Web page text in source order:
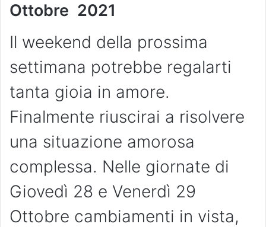
Ottobre 2021
Il weekend della prossima
settimana potrebbe regalarti
tanta gioia in amore.
Finalmente riuscirai a risolvere
una situazione amorosa
complessa. Nelle giornate di
Giovedì 28 e Venerdì 29
Ottobre cambiamenti in vista,